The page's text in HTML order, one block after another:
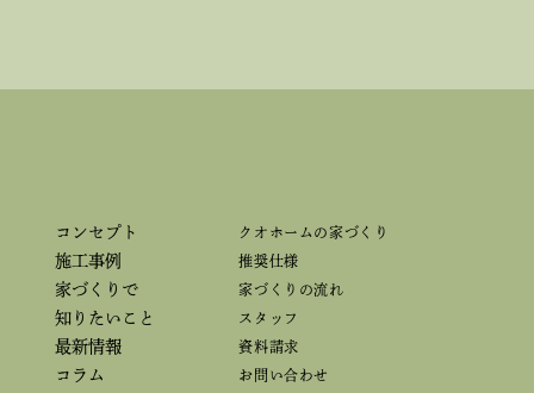
コンセプト
施工事例
家づくりで
知りたいこと
最新情報
コラム
クオホームの家づくり
推奨仕様
家づくりの流れ
スタッフ
資料請求
お問い合わせ